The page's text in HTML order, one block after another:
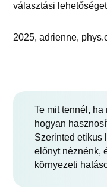
választási
2025, adrienne,
Te mit tennél,
hogyan
Szerinted etikus
előnyt néznénk,
környezeti